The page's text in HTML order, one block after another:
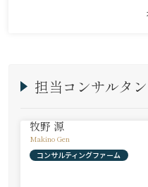
担当コンサルタン
牧野 源
Makino Gen
コンサルティングファーム